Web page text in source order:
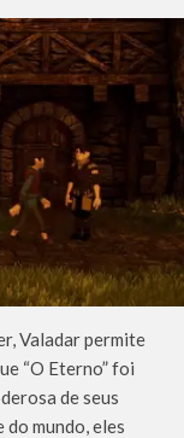
Valadar permite
“O Eterno” foi
de seus
do mundo, eles